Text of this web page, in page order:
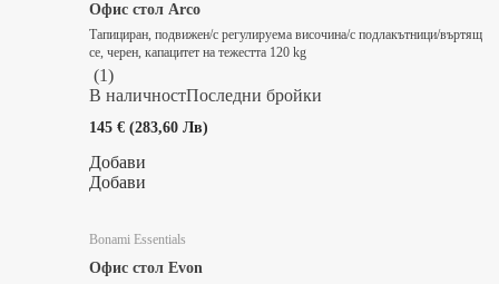
Офис стол Arco
Тапициран, подвижен/с регулируема височина/с подлакътници/въртящ
се, черен, капацитет на тежестта 120 kg
(1)
В наличностПоследни бройки
145 € (283,60 Лв)
Добави
Добави
Bonami Essentials
Офис стол Evon